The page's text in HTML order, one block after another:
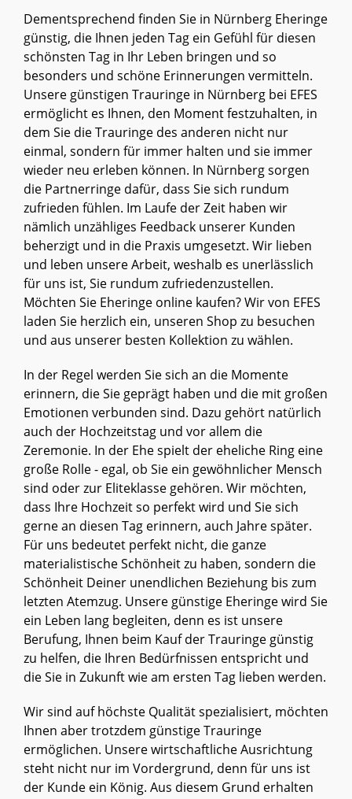
Dementsprechend finden Sie in Nürnberg Eheringe
günstig, die Ihnen jeden Tag ein Gefühl für diesen
schönsten Tag in Ihr Leben bringen und so
besonders und schöne Erinnerungen vermitteln.
Unsere günstigen Trauringe in Nürnberg bei EFES
ermöglicht es Ihnen, den Moment festzuhalten, in
dem Sie die Trauringe des anderen nicht nur
einmal, sondern für immer halten und sie immer
wieder neu erleben können. In Nürnberg sorgen
die Partnerringe dafür, dass Sie sich rundum
zufrieden fühlen. Im Laufe der Zeit haben wir
nämlich unzähliges Feedback unserer Kunden
beherzigt und in die Praxis umgesetzt. Wir lieben
und leben unsere Arbeit, weshalb es unerlässlich
für uns ist, Sie rundum zufriedenzustellen.
Möchten Sie Eheringe online kaufen? Wir von EFES
laden Sie herzlich ein, unseren Shop zu besuchen
und aus unserer besten Kollektion zu wählen.
In der Regel werden Sie sich an die Momente
erinnern, die Sie geprägt haben und die mit großen
Emotionen verbunden sind. Dazu gehört natürlich
auch der Hochzeitstag und vor allem die
Zeremonie. In der Ehe spielt der eheliche Ring eine
große Rolle - egal, ob Sie ein gewöhnlicher Mensch
sind oder zur Eliteklasse gehören. Wir möchten,
dass Ihre Hochzeit so perfekt wird und Sie sich
gerne an diesen Tag erinnern, auch Jahre später.
Für uns bedeutet perfekt nicht, die ganze
materialistische Schönheit zu haben, sondern die
Schönheit Deiner unendlichen Beziehung bis zum
letzten Atemzug. Unsere günstige Eheringe wird Sie
ein Leben lang begleiten, denn es ist unsere
Berufung, Ihnen beim Kauf der Trauringe günstig
zu helfen, die Ihren Bedürfnissen entspricht und
die Sie in Zukunft wie am ersten Tag lieben werden.
Wir sind auf höchste Qualität spezialisiert, möchten
Ihnen aber trotzdem günstige Trauringe
ermöglichen. Unsere wirtschaftliche Ausrichtung
steht nicht nur im Vordergrund, denn für uns ist
der Kunde ein König. Aus diesem Grund erhalten